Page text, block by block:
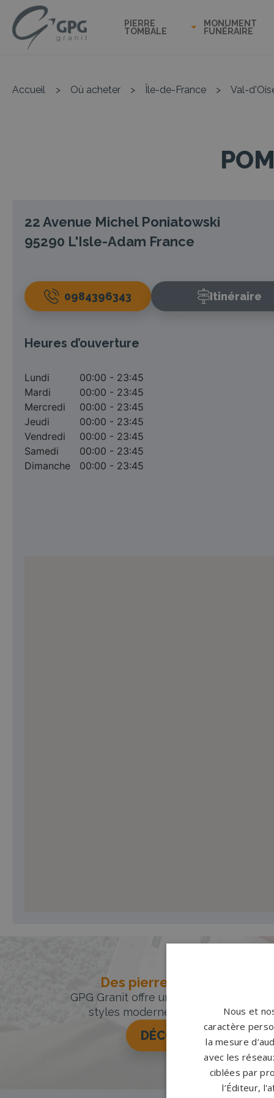
PIERRE
TOMBALE
MONUMENT
FUNÉRAIRE
Accueil > Où acheter > Île-de-France > Val-
22 Avenue Michel Poniatowski
95290 L'Isle-Adam France
0984396343 Itinéraire
Heures d’ouverture
Lundi
00:00 - 23:45
Mardi
00:00 - 23:45
Mercredi
00:00 - 23:45
Jeudi
00:00 - 23:45
Vendredi
00:00 - 23:45
Samedi
00:00 - 23:45
Dimanche
00:00 - 23:45
Des pierres tombales
GPG Granit offre un large choix de
styles modernes, classiques ou
DÉCOUVREZ NOTRE
Nous et
caractère
la mesure
avec les
ciblées par
l’Éditeur,